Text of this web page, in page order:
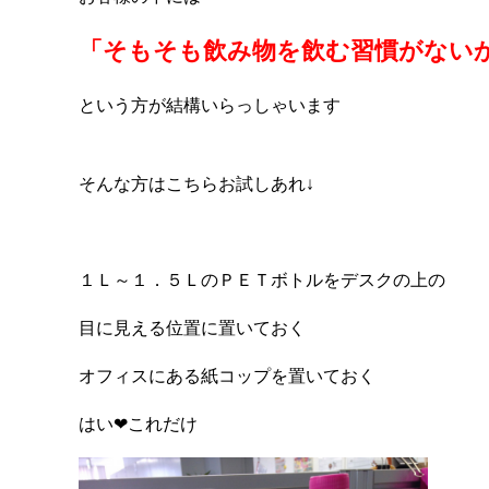
「そもそも飲み物を飲む習慣がない
という方が結構いらっしゃいます
そんな方はこちらお試しあれ↓
１Ｌ～１．５ＬのＰＥＴボトルをデスクの上の
目に見える位置に置いておく
オフィスにある紙コップを置いておく
はい❤これだけ